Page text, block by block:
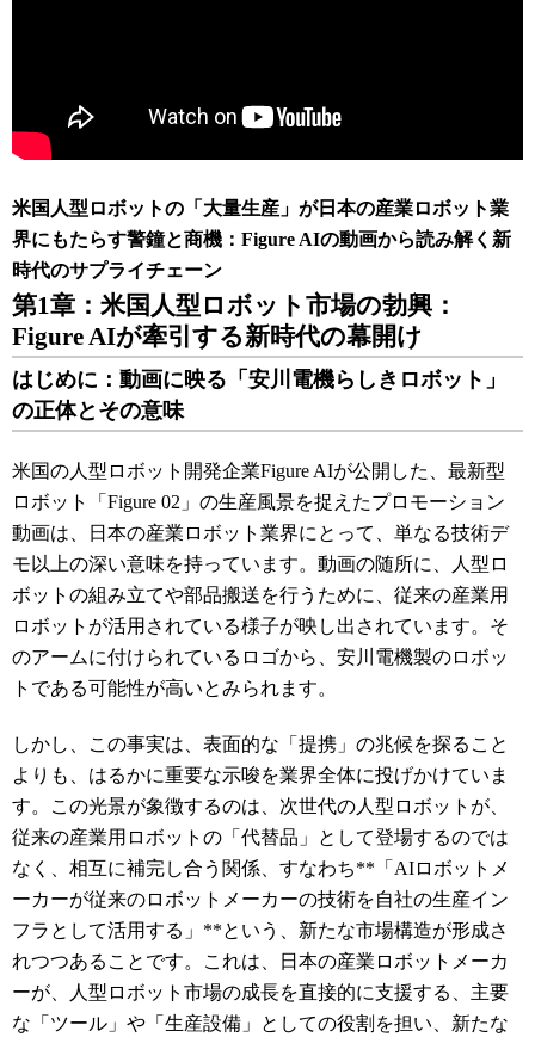
米国人型ロボットの「大量生産」が日本の産業ロボット業
界にもたらす警鐘と商機：Figure AIの動画から読み解く新
時代のサプライチェーン
第1章：米国人型ロボット市場の勃興：
Figure AIが牽引する新時代の幕開け
はじめに：動画に映る「安川電機らしきロボット」
の正体とその意味
米国の人型ロボット開発企業Figure AIが公開した、最新型
ロボット「Figure 02」の生産風景を捉えたプロモーション
動画は、日本の産業ロボット業界にとって、単なる技術デ
モ以上の深い意味を持っています。動画の随所に、人型ロ
ボットの組み立てや部品搬送を行うために、従来の産業用
ロボットが活用されている様子が映し出されています。そ
のアームに付けられているロゴから、安川電機製のロボッ
トである可能性が高いとみられます。
しかし、この事実は、表面的な「提携」の兆候を探ること
よりも、はるかに重要な示唆を業界全体に投げかけていま
す。この光景が象徴するのは、次世代の人型ロボットが、
従来の産業用ロボットの「代替品」として登場するのでは
なく、相互に補完し合う関係、すなわち**「AIロボットメ
ーカーが従来のロボットメーカーの技術を自社の生産イン
フラとして活用する」**という、新たな市場構造が形成さ
れつつあることです。これは、日本の産業ロボットメーカ
ーが、人型ロボット市場の成長を直接的に支援する、主要
な「ツール」や「生産設備」としての役割を担い、新たな